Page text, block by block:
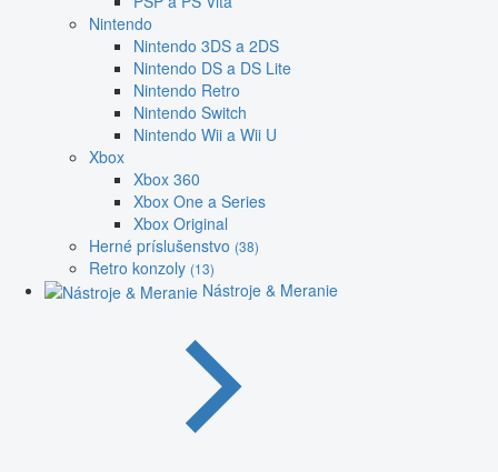
Nintendo
Nintendo 3DS a 2DS
Nintendo DS a DS Lite
Nintendo Retro
Nintendo Switch
Nintendo Wii a Wii U
Xbox
Xbox 360
Xbox One a Series
Xbox Original
Herné príslušenstvo (38)
Retro konzoly (13)
Nástroje & Meranie